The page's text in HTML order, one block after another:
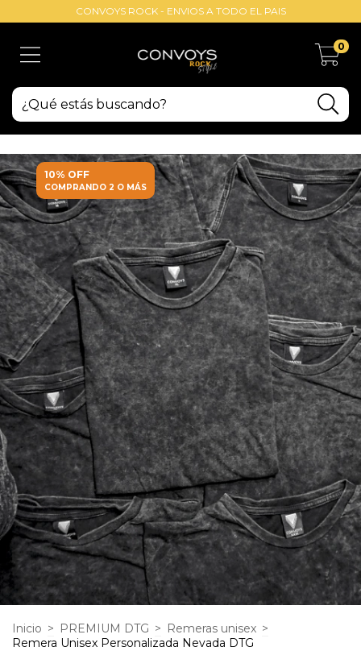
CONVOYS ROCK - ENVIOS A TODO EL PAIS
0
10% OFF
COMPRANDO 2 O MÁS
Inicio > PREMIUM DTG > Remeras unisex >
Remera Unisex Personalizada Nevada DTG